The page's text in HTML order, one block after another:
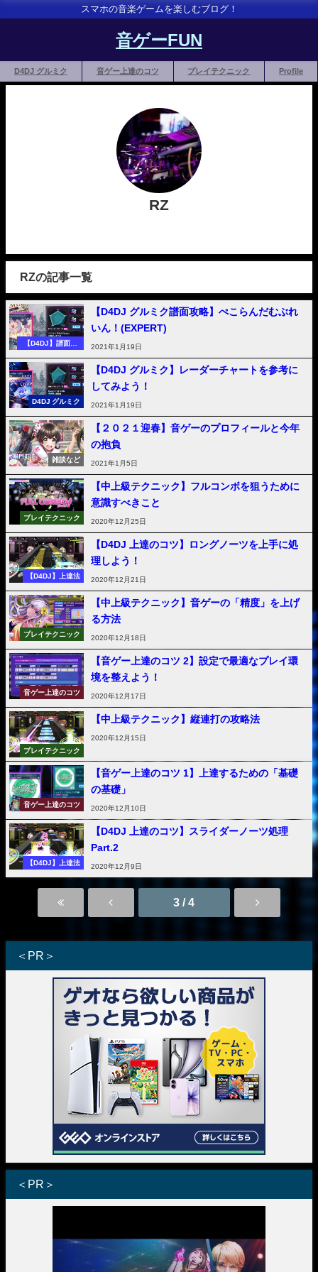
スマホの音楽ゲームを楽しむブログ！
音ゲーFUN
D4DJ グルミク 音ゲー上達のコツ プレイテクニック Profile
RZ
RZの記事一覧
【D4DJ】譜面攻
【D4DJ グルミク譜面攻略】ぺこらんだむぶれ
いん！(EXPERT)
2021年1月19日
D4DJ グルミク
【D4DJ グルミク】レーダーチャートを参考に
してみよう！
2021年1月19日
雑談など
【２０２１迎春】音ゲーのプロフィールと今年
の抱負
2021年1月5日
プレイテクニック
【中上級テクニック】フルコンボを狙うために
意識すべきこと
2020年12月25日
【D4DJ】上達法
【D4DJ 上達のコツ】ロングノーツを上手に処
理しよう！
2020年12月21日
プレイテクニック
【中上級テクニック】音ゲーの「精度」を上げ
る方法
2020年12月18日
音ゲー上達のコツ
【音ゲー上達のコツ 2】設定で最適なプレイ環
境を整えよう！
2020年12月17日
プレイテクニック
【中上級テクニック】縦連打の攻略法
2020年12月15日
音ゲー上達のコツ
【音ゲー上達のコツ 1】上達するための「基礎
の基礎」
2020年12月10日
【D4DJ】上達法
【D4DJ 上達のコツ】スライダーノーツ処理
Part.2
2020年12月9日
3 / 4
＜PR＞
＜PR＞